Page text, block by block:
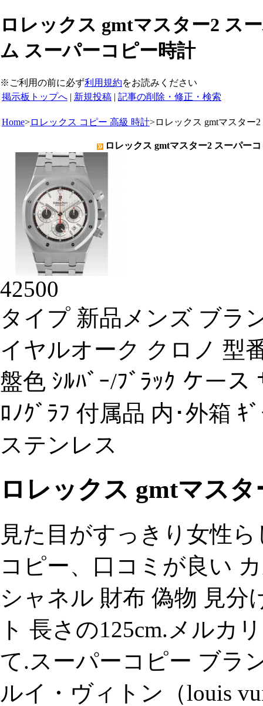
ロレックス gmtマスター2 ス
ム スーパーコピー時計
※ご利用の前に必ず利用規約をお読みください
掲示板トップへ | 新規投稿 | 記事の削除・修正・検索
Home>ロレックス コピー 高級 時計>ロレックス gmtマスター
ロレックス gmtマスター2 スーパー
42500
タイプ 新品メンズ ブラ
イヤルオーク クロノ 型
盤色 ｼﾙﾊﾞｰ/ﾌﾞﾗｯｸ ケース
ﾛﾉｸﾞﾗﾌ 付属品 内･外箱 ｷ
ステンレス
ロレックス gmtマス
見た目がすっきり女性
コピー、口コミが良い
シャネル 財布 偽物 見分
ト 長さの125cm.メルカ
て.スーパーコピー ブラ
ルイ・ヴィトン（louis